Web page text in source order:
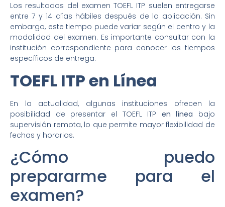
Los resultados del examen TOEFL ITP suelen entregarse
entre 7 y 14 días hábiles después de la aplicación. Sin
embargo, este tiempo puede variar según el centro y la
modalidad del examen. Es importante consultar con la
institución correspondiente para conocer los tiempos
específicos de entrega.
TOEFL ITP en Línea
En la actualidad, algunas instituciones ofrecen la
posibilidad de presentar el TOEFL ITP en línea bajo
supervisión remota, lo que permite mayor flexibilidad de
fechas y horarios.
¿Cómo puedo
prepararme para el
examen?